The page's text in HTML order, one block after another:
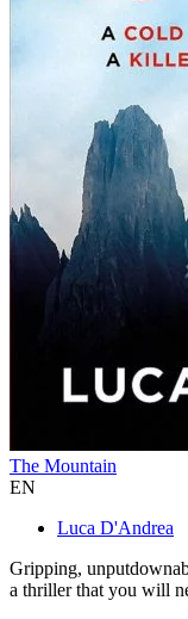
The Mountain
EN
Luca D'Andrea
Gripping,
a thriller that you will